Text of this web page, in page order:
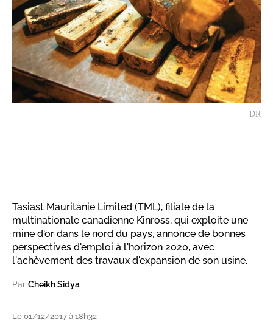
DR
Tasiast Mauritanie Limited (TML), filiale de la
multinationale canadienne Kinross, qui exploite une
mine d'or dans le nord du pays, annonce de bonnes
perspectives d'emploi à l'horizon 2020, avec
l'achèvement des travaux d'expansion de son usine.
Par Cheikh Sidya
Le 01/12/2017 à 18h32